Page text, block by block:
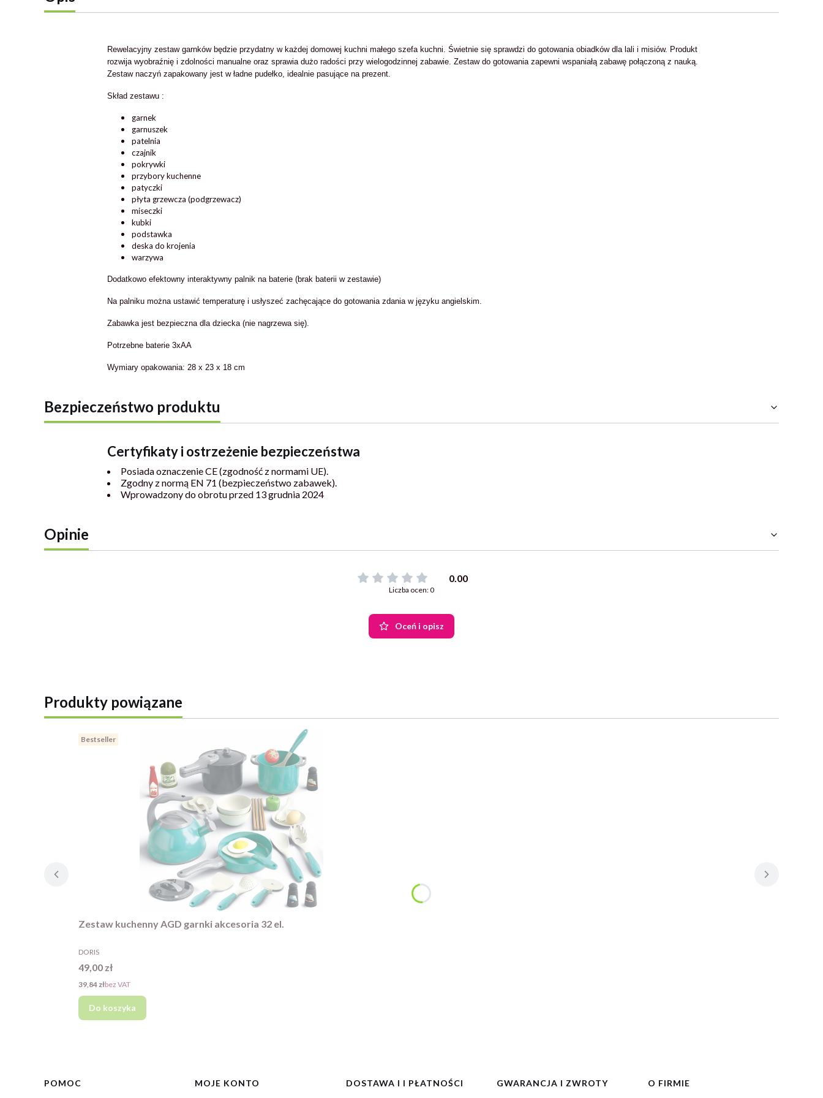
Rewelacyjny zestaw garnków będzie przydatny w każdej domowej kuchni małego szefa kuchni. Świetnie się sprawdzi do gotowania obiadków dla lali i misiów. Produkt
rozwija wyobraźnię i zdolności manualne oraz sprawia dużo radości przy wielogodzinnej zabawie. Zestaw do gotowania zapewni wspaniałą zabawę połączoną z nauką.
Zestaw naczyń zapakowany jest w ładne pudełko, idealnie pasujące na prezent.
Skład zestawu :
garnek
garnuszek
patelnia
czajnik
pokrywki
przybory kuchenne
patyczki
płyta grzewcza (podgrzewacz)
miseczki
kubki
podstawka
deska do krojenia
warzywa
Dodatkowo efektowny interaktywny palnik na baterie (brak baterii w zestawie)
Na palniku można ustawić temperaturę i usłyszeć zachęcające do gotowania zdania w języku angielskim.
Zabawka jest bezpieczna dla dziecka (nie nagrzewa się).
Potrzebne baterie 3xAA
Wymiary opakowania: 28 x 23 x 18 cm
Bezpieczeństwo produktu
Certyfikaty i ostrzeżenie bezpieczeństwa
Posiada oznaczenie CE (zgodność z normami UE).
Zgodny z normą EN 71 (bezpieczeństwo zabawek).
Wprowadzony do obrotu przed 13 grudnia 2024
Opinie
0.00
Liczba ocen: 0
Oceń i opisz
Produkty powiązane
Bestseller
Zestaw kuchenny AGD garnki akcesoria 32 el.
PRODUCENT
DORIS
Cena
49,00 zł
Cena
39,84 złbez VAT
Do koszyka
Linki w stopce
POMOC MOJE KONTO DOSTAWA I I PŁATNOŚCI GWARANCJA I ZWROTY O FIRMIE